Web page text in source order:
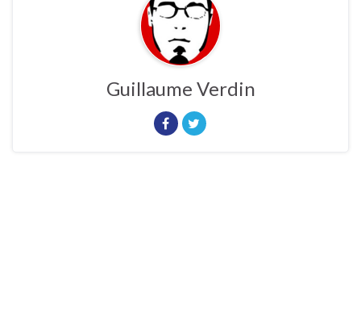
Guillaume Verdin